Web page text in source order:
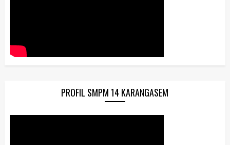
PROFIL SMPM 14 KARANGASEM